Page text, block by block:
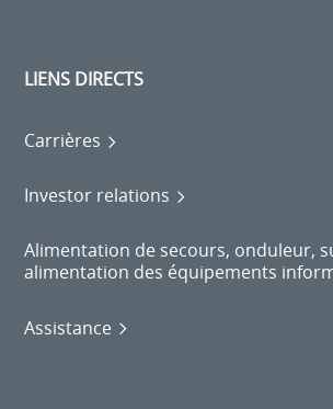
LIENS DIRECTS
Carrières
Investor relations
Alimentation de secours, onduleur,
alimentation des équipements
Assistance